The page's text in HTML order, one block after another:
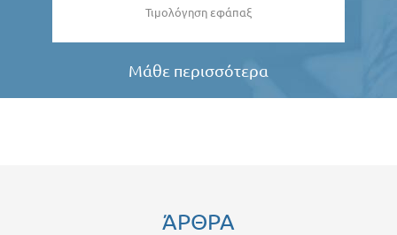
Τιμολόγηση εφάπαξ
Μάθε περισσότερα
ΆΡΘΡΑ